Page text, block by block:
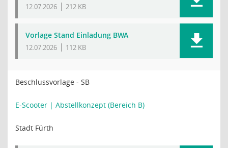
12.07.2026 212 KB
Vorlage Stand Einladung BWA
12.07.2026 112 KB
Beschlussvorlage - SB
E-Scooter | Abstellkonzept (Bereich B)
Stadt Fürth